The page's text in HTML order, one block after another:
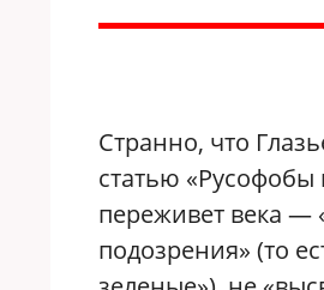
Странно, что
статью «Русофобы
переживет века —
подозрения» (то